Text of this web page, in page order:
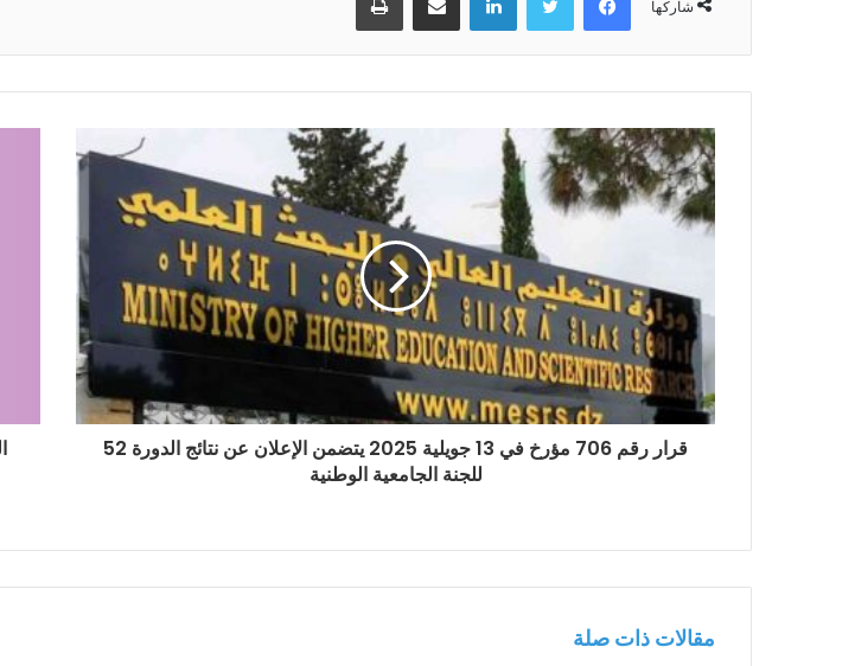
شاركها
قرار رقم 706 مؤرخ في 13 جويلية 2025 يتضمن الإعلان عن نتائج الدورة 52
للجنة الجامعية الوطنية
مقالات ذات صلة